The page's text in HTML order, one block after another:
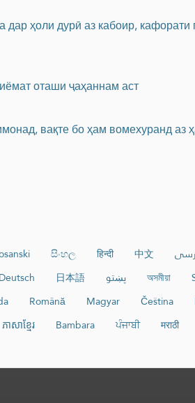
ҳоли дурӣ аз кабоир, кафорати
оташи ҷаҳаннам аст
вақте бо ҳам вомехуранд аз
සිංහල हिन्दी 中文
Deutsch 日本語 پښتو অসমীয়া
Română Magyar Čeština
ភាសាខ្មែរ Bambara ਪੰਜਾਬੀ मराठी